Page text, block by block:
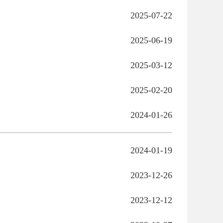
2025-07-22
2025-06-19
2025-03-12
2025-02-20
2024-01-26
2024-01-19
2023-12-26
2023-12-12